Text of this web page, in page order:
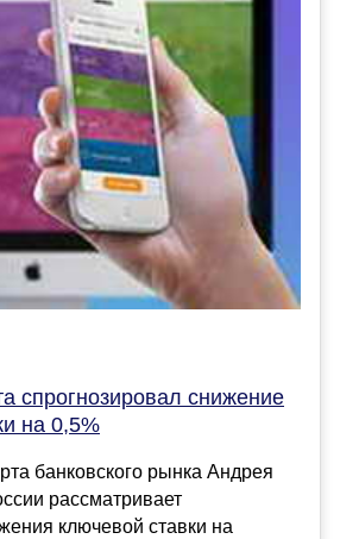
спрогнозировал снижение
на 0,5%
банковского рынка Андрея
рассматривает
ключевой ставки на